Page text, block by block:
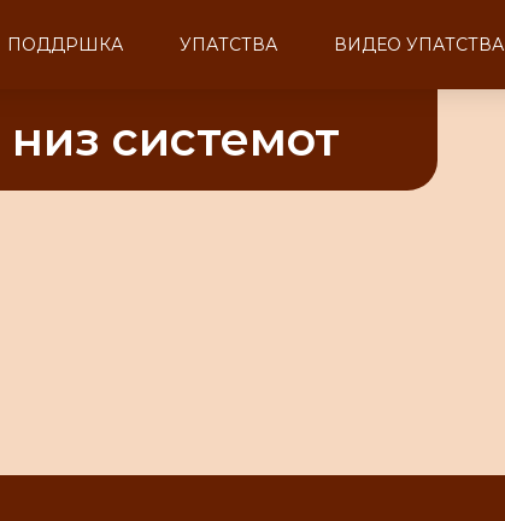
ПОДДРШКА УПАТСТВА ВИДЕО УПАТСТВА
системот